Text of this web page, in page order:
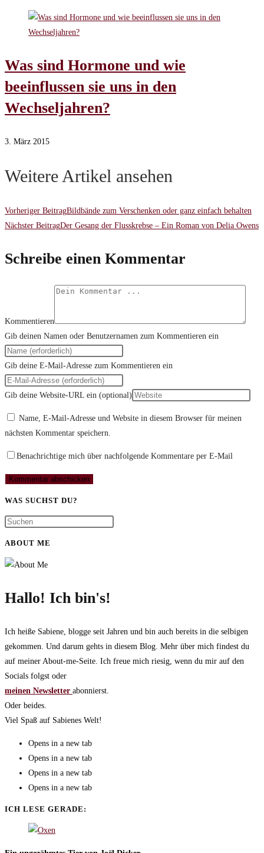
Was sind Hormone und wie
beeinflussen sie uns in den
Wechseljahren?
3. März 2015
Weitere Artikel ansehen
Vorheriger BeitragBildbände zum Verschenken oder ganz einfach behalten
Nächster BeitragDer Gesang der Flusskrebse – Ein Roman von Delia Owens
Schreibe einen Kommentar
Kommentieren
Gib deinen Namen oder Benutzernamen zum Kommentieren ein
Gib deine E-Mail-Adresse zum Kommentieren ein
Gib deine Website-URL ein (optional)
Name, E-Mail-Adresse und Website in diesem Browser für meinen
nächsten Kommentar speichern.
Benachrichtige mich über nachfolgende Kommentare per E-Mail
WAS SUCHST DU?
ABOUT ME
Hallo! Ich bin's!
Ich heiße Sabiene, blogge seit Jahren und bin auch bereits in die selbigen
gekommen. Und darum gehts in diesem Blog. Mehr über mich findest du
auf meiner About-me-Seite. Ich freue mich riesig, wenn du mir auf den
Socials folgst oder
meinen Newsletter abonnierst.
Oder beides.
Viel Spaß auf Sabienes Welt!
Opens in a new tab
Opens in a new tab
Opens in a new tab
Opens in a new tab
ICH LESE GERADE: